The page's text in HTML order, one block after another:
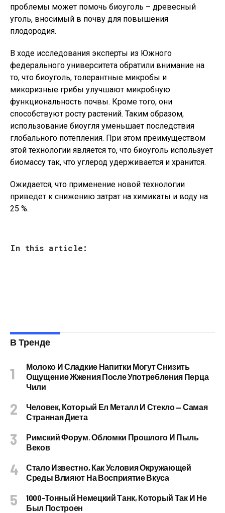
проблемы может помочь биоуголь – древесный
уголь, вносимый в почву для повышения
плодородия.
В ходе исследования эксперты из Южного
федерального университета обратили внимание на
то, что биоуголь, толерантные микробы и
микоризные грибы улучшают микробную
функциональность почвы. Кроме того, они
способствуют росту растений. Таким образом,
использование биоугля уменьшает последствия
глобального потепления. При этом преимуществом
этой технологии является то, что биоуголь использует
биомассу так, что углерод удерживается и хранится.
Ожидается, что применение новой технологии
приведет к снижению затрат на химикаты и воду на
25 %.
In this article:
В Тренде
Молоко И Сладкие Напитки Могут Снизить
Ощущение Жжения После Употребления Перца
Чили
Человек, Который Ел Металл И Стекло — Самая
Странная Диета
Римский Форум. Обломки Прошлого И Пыль
Веков
Стало Известно, Как Условия Окружающей
Среды Влияют На Восприятие Вкуса
1000-Тонный Немецкий Танк, Который Так И Не
Был Построен